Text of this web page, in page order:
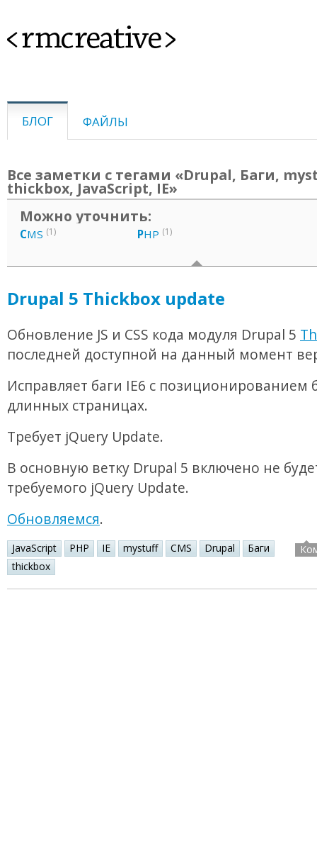
<rmcreative>
БЛОГ ФАЙЛЫ
Все заметки с тегами «Drupal, Баги,
thickbox, JavaScript, IE»
Можно уточнить:
CMS (1) PHP (1)
Drupal 5 Thickbox update
Обновление JS и CSS кода модуля Drupal 5
последней доступной на данный момент
Исправляет баги IE6 с позиционированием
длинных страницах.
Требует jQuery Update.
В основную ветку Drupal 5 включено не
требуемого jQuery Update.
Обновляемся.
JavaScript PHP IE mystuff CMS Drupal
Баги
thickbox